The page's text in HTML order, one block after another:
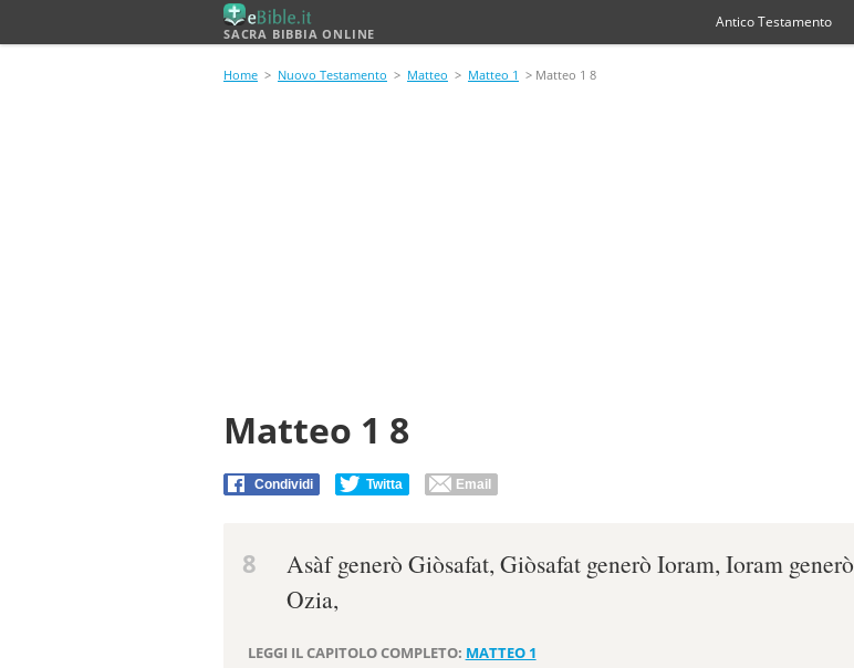
SACRA BIBBIA ONLINE
Antico Testamento
Home > Nuovo Testamento > Matteo > Matteo 1 > Matteo 1 8
Matteo 1 8
Condividi Twitta Email
8
Asàf generò Giòsafat, Giòsafat generò Ioram, Ioram generò
Ozia,
LEGGI IL CAPITOLO COMPLETO: MATTEO 1